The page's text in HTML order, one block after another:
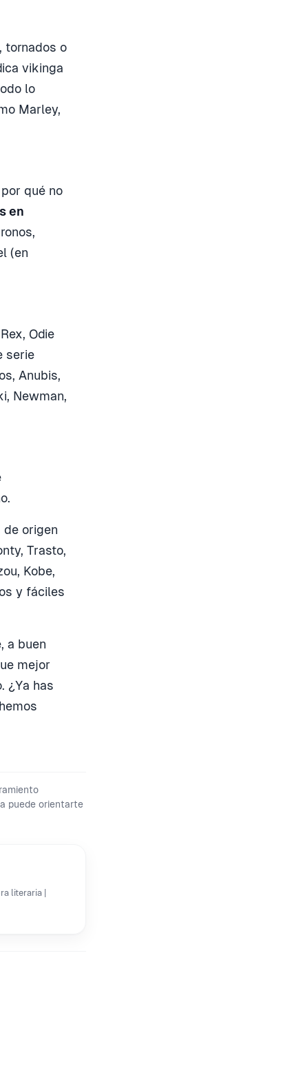
tornados o
vikinga
lo
Marley,
qué no
en
(en
Odie
serie
Anubis,
Newman,
de origen
Trasto,
Kobe,
y fáciles
a buen
mejor
¿Ya has
puede orientarte
literaria |